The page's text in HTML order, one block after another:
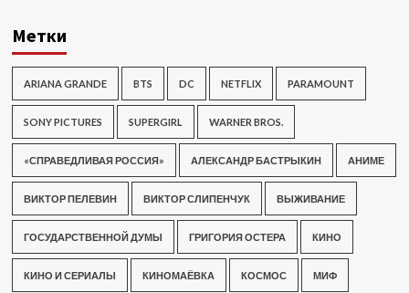
Метки
ARIANA GRANDE BTS DC NETFLIX PARAMOUNT
SONY PICTURES SUPERGIRL WARNER BROS.
«СПРАВЕДЛИВАЯ РОССИЯ» АЛЕКСАНДР БАСТРЫКИН АНИМЕ
ВИКТОР ПЕЛЕВИН ВИКТОР СЛИПЕНЧУК ВЫЖИВАНИЕ
ГОСУДАРСТВЕННОЙ ДУМЫ ГРИГОРИЯ ОСТЕРА КИНО
КИНО И СЕРИАЛЫ КИНОМАЁВКА КОСМОС МИФ